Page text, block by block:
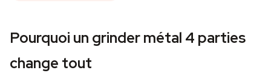
Pourquoi un grinder métal 4 parties
change tout